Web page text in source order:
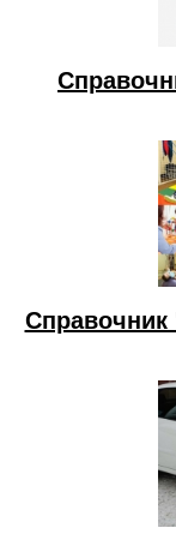
Справочник